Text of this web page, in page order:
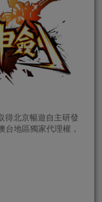
得北京暢遊自主研發
台地區獨家代理權，